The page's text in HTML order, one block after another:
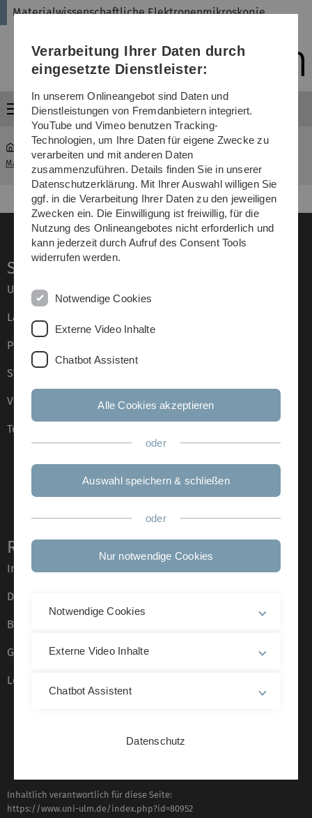
Direkt
Direkt
Direkt
(Sprache,
Drucken,
Media)
Direkt
Direkt
Materialwissenschaftliche Elektronenmikroskopie
Menü
Materialwissenschaftliche Elektronenmikroskopie
Service
Universität von A–Z
Lagepläne
Presse
Stellenangebote
Veranstaltungskalender
Telefonverzeichnis
Rechtliche Hinweise
Impressum
Datenschutz
Barrierefreiheit
Gebärdensprache
Leichte Sprache
Inhaltlich verantwortlich für diese Seite:
https://www.uni-ulm.de/index.php?id=80952
Verarbeitung Ihrer Daten durch
eingesetzte Dienstleister:
In unserem Onlineangebot sind Daten und
Dienstleistungen von Fremdanbietern integriert.
YouTube und Vimeo benutzen Tracking-
Technologien, um Ihre Daten für eigene Zwecke zu
verarbeiten und mit anderen Daten
zusammenzuführen. Details finden Sie in unserer
Datenschutzerklärung. Mit Ihrer Auswahl willigen Sie
ggf. in die Verarbeitung Ihrer Daten zu den jeweiligen
Zwecken ein. Die Einwilligung ist freiwillig, für die
Nutzung des Onlineangebotes nicht erforderlich und
kann jederzeit durch Aufruf des Consent Tools
widerrufen werden.
Notwendige Cookies
Externe Video Inhalte
Chatbot Assistent
Alle Cookies akzeptieren
oder
Auswahl speichern & schließen
oder
Nur notwendige Cookies
Notwendige Cookies
Externe Video Inhalte
Chatbot Assistent
Datenschutz